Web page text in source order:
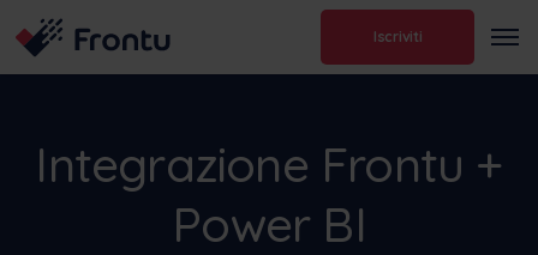
Iscriviti
Integrazione Frontu +
Power BI